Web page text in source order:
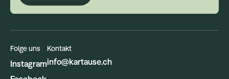
Folge uns
Instagram
Kontakt
info@kartause.ch